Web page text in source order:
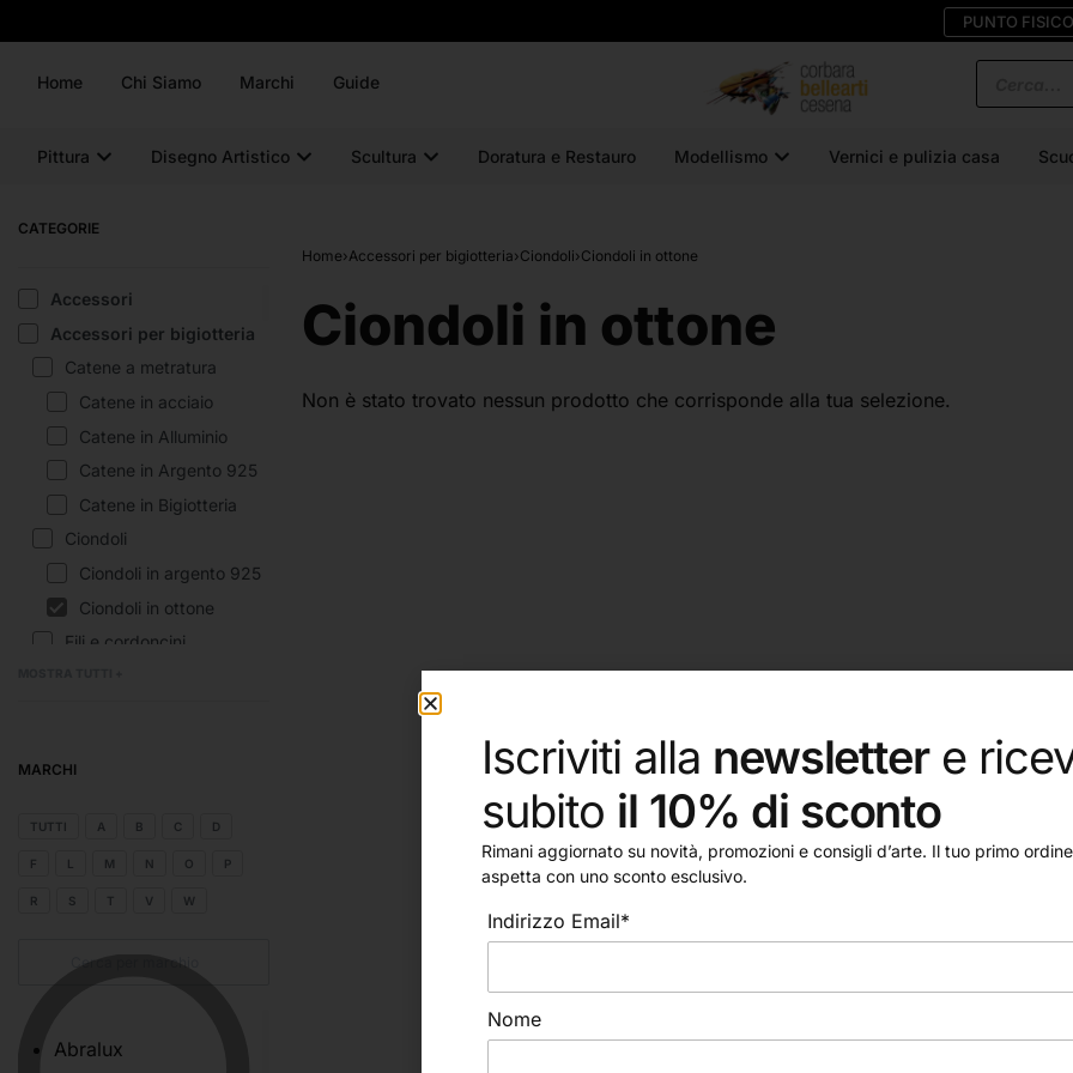
PUNTO FISICO
Home Chi Siamo Marchi Guide
Pittura Disegno Artistico Scultura Doratura e Restauro Modellismo Vernici e pulizia casa
CATEGORIE
Accessori
Accessori per bigiotteria
Catene a metratura
Catene in acciaio
Catene in Alluminio
Catene in Argento 925
Catene in Bigiotteria
Ciondoli
Ciondoli in argento 925
Ciondoli in ottone
Fili e cordoncini
Pietre
Pietre sfuse
MARCHI
TUTTI A B C D
F M N O P
R S T V W
Abralux
Home›Accessori per bigiotteria›Ciondoli›Ciondoli in ottone
Ciondoli in ottone
Non è stato trovato nessun prodotto che corrisponde alla tua selezione.
Iscriviti alla newslettere
subito il 10% di sconto
Rimani aggiornato su novità, promozioni e consigli d’arte. Il tuo primo
aspetta con uno sconto esclusivo.
Indirizzo Email*
Nome